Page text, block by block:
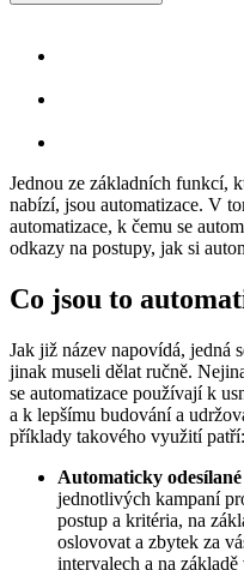
Jednou ze základních funkcí,
nabízí, jsou automatizace. V
automatizace, k čemu se
odkazy na postupy, jak si
Co jsou to
Jak již název napovídá, jedná
jinak museli dělat ručně.
se automatizace používají k
a k lepšímu budování a
příklady takového využití patří:
Automaticky
jednotlivých kampaní
postup a kritéria, na
oslovovat a zbytek za
intervalech a na